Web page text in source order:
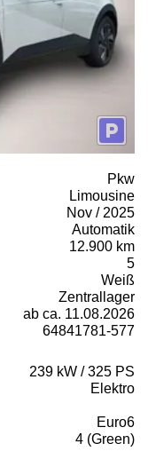
Pkw
Limousine
Nov / 2025
Automatik
12.900 km
5
Weiß
Zentrallager
ab ca. 11.08.2026
64841781-577
239 kW / 325 PS
Elektro
Euro6
4 (Green)